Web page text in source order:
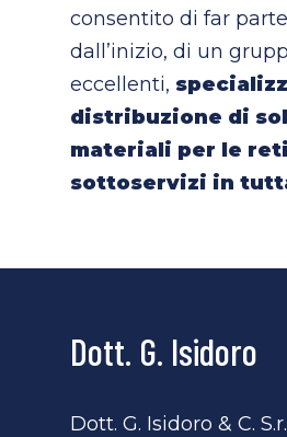
consentito di far
dall’inizio, di un
eccellenti,
distribuzione di
materiali per le
sottoservizi in
Dott. G. Isidoro
Dott. G. Isidoro & C.